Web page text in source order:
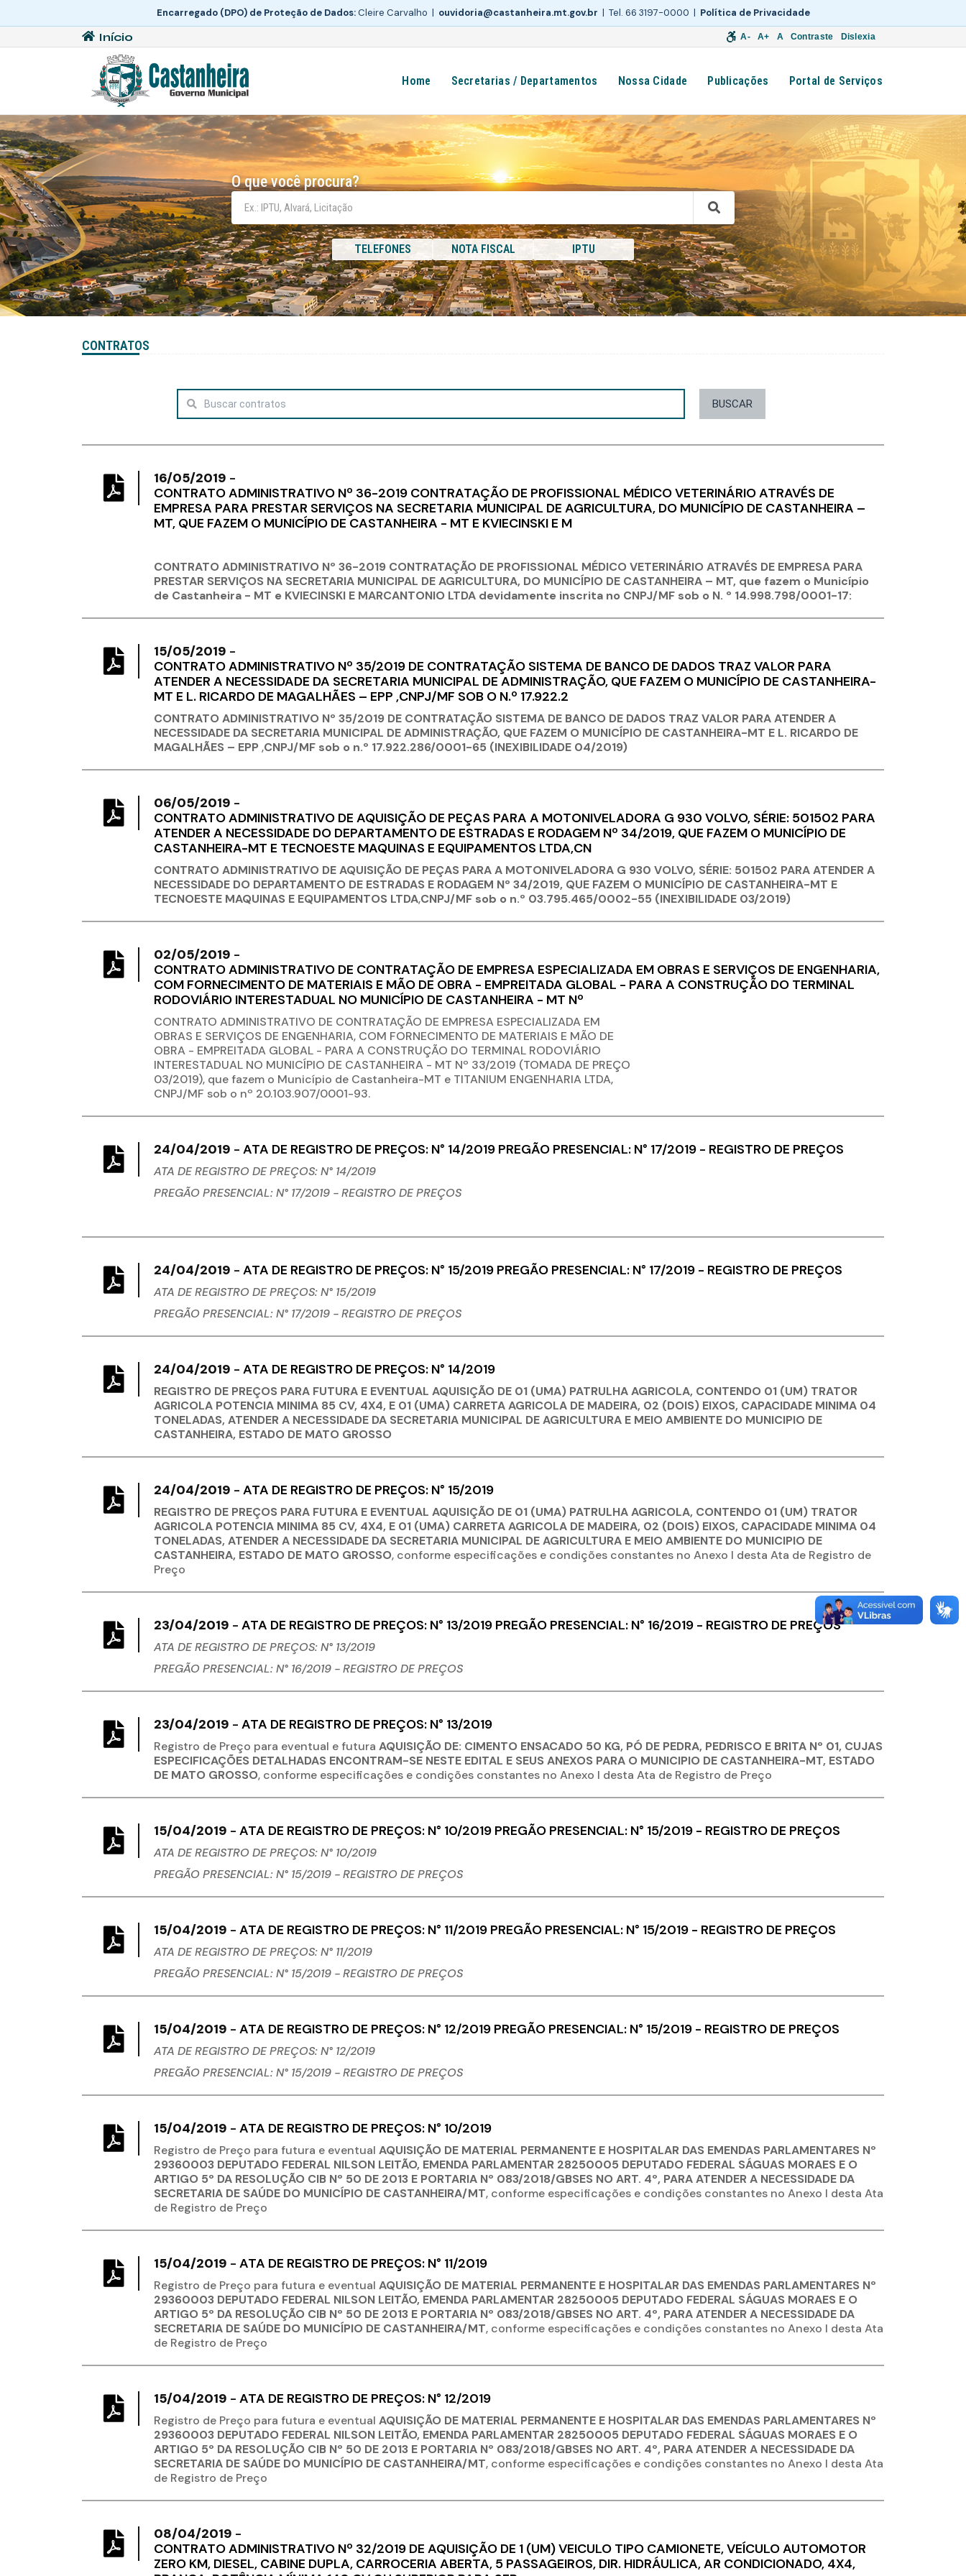
Encarregado (DPO) de Proteção de Dados:Cleire Carvalho | ouvidoria@castanheira.mt.gov.br | Tel. 66 3197-0000 | Política de Privacidade
Início A- A+ A Contraste Dislexia
Home Secretarias / Departamentos Nossa Cidade Publicações Portal de Serviços
O que você procura?
TELEFONES NOTA FISCAL IPTU
CONTRATOS
BUSCAR
16/05/2019 -
CONTRATO ADMINISTRATIVO Nº 36-2019 CONTRATAÇÃO DE PROFISSIONAL MÉDICO VETERINÁRIO ATRAVÉS DE
EMPRESA PARA PRESTAR SERVIÇOS NA SECRETARIA MUNICIPAL DE AGRICULTURA, DO MUNICÍPIO DE CASTANHEIRA –
MT, QUE FAZEM O MUNICÍPIO DE CASTANHEIRA - MT E KVIECINSKI E M
CONTRATO ADMINISTRATIVO Nº 36-2019 CONTRATAÇÃO DE PROFISSIONAL MÉDICO VETERINÁRIO ATRAVÉS DE EMPRESA PARA
PRESTAR SERVIÇOS NA SECRETARIA MUNICIPAL DE AGRICULTURA, DO MUNICÍPIO DE CASTANHEIRA – MT, que fazem o Município
de Castanheira - MT e KVIECINSKI E MARCANTONIO LTDA devidamente inscrita no CNPJ/MF sob o N. º 14.998.798/0001-17:
15/05/2019 -
CONTRATO ADMINISTRATIVO Nº 35/2019 DE CONTRATAÇÃO SISTEMA DE BANCO DE DADOS TRAZ VALOR PARA
ATENDER A NECESSIDADE DA SECRETARIA MUNICIPAL DE ADMINISTRAÇÃO, QUE FAZEM O MUNICÍPIO DE CASTANHEIRA-
MT E L. RICARDO DE MAGALHÃES – EPP ,CNPJ/MF SOB O N.º 17.922.2
CONTRATO ADMINISTRATIVO Nº 35/2019 DE CONTRATAÇÃO SISTEMA DE BANCO DE DADOS TRAZ VALOR PARA ATENDER A
NECESSIDADE DA SECRETARIA MUNICIPAL DE ADMINISTRAÇÃO, QUE FAZEM O MUNICÍPIO DE CASTANHEIRA-MT E L. RICARDO DE
MAGALHÃES – EPP,CNPJ/MF sob o n.º 17.922.286/0001-65 (INEXIBILIDADE 04/2019)
06/05/2019 -
CONTRATO ADMINISTRATIVO DE AQUISIÇÃO DE PEÇAS PARA A MOTONIVELADORA G 930 VOLVO, SÉRIE: 501502 PARA
ATENDER A NECESSIDADE DO DEPARTAMENTO DE ESTRADAS E RODAGEM Nº 34/2019, QUE FAZEM O MUNICÍPIO DE
CASTANHEIRA-MT E TECNOESTE MAQUINAS E EQUIPAMENTOS LTDA,CN
CONTRATO ADMINISTRATIVO DE AQUISIÇÃO DE PEÇAS PARA A MOTONIVELADORA G 930 VOLVO, SÉRIE: 501502 PARA ATENDER A
NECESSIDADE DO DEPARTAMENTO DE ESTRADAS E RODAGEM Nº 34/2019, QUE FAZEM O MUNICÍPIO DE CASTANHEIRA-MT E
TECNOESTE MAQUINAS E EQUIPAMENTOS LTDA,CNPJ/MF sob o n.º 03.795.465/0002-55 (INEXIBILIDADE 03/2019)
02/05/2019 -
CONTRATO ADMINISTRATIVO DE CONTRATAÇÃO DE EMPRESA ESPECIALIZADA EM OBRAS E SERVIÇOS DE ENGENHARIA,
COM FORNECIMENTO DE MATERIAIS E MÃO DE OBRA - EMPREITADA GLOBAL - PARA A CONSTRUÇÃO DO TERMINAL
RODOVIÁRIO INTERESTADUAL NO MUNICÍPIO DE CASTANHEIRA - MT Nº
CONTRATO ADMINISTRATIVO DE CONTRATAÇÃO DE EMPRESA ESPECIALIZADA EM
OBRAS E SERVIÇOS DE ENGENHARIA, COM FORNECIMENTO DE MATERIAIS E MÃO DE
OBRA - EMPREITADA GLOBAL - PARA A CONSTRUÇÃO DO TERMINAL RODOVIÁRIO
INTERESTADUAL NO MUNICÍPIO DE CASTANHEIRA - MT Nº 33/2019 (TOMADA DE PREÇO
03/2019), que fazem o Município de Castanheira-MT e TITANIUM ENGENHARIA LTDA,
CNPJ/MF sob o nº 20.103.907/0001-93.
24/04/2019 - ATA DE REGISTRO DE PREÇOS: N° 14/2019 PREGÃO PRESENCIAL: N° 17/2019 - REGISTRO DE PREÇOS
ATA DE REGISTRO DE PREÇOS: N° 14/2019
PREGÃO PRESENCIAL: N° 17/2019 - REGISTRODE PREÇOS
24/04/2019 - ATA DE REGISTRO DE PREÇOS: N° 15/2019 PREGÃO PRESENCIAL: N° 17/2019 - REGISTRO DE PREÇOS
ATA DE REGISTRO DE PREÇOS: N° 15/2019
PREGÃO PRESENCIAL: N° 17/2019 - REGISTRODE PREÇOS
24/04/2019 - ATA DE REGISTRO DE PREÇOS: N° 14/2019
REGISTRO DE PREÇOS PARA FUTURA E EVENTUAL AQUISIÇÃO DE 01 (UMA) PATRULHA AGRICOLA, CONTENDO 01 (UM) TRATOR
AGRICOLA POTENCIA MINIMA 85 CV, 4X4, E 01 (UMA) CARRETA AGRICOLA DE MADEIRA, 02 (DOIS) EIXOS, CAPACIDADE MINIMA 04
TONELADAS, ATENDER A NECESSIDADE DA SECRETARIA MUNICIPAL DE AGRICULTURA E MEIO AMBIENTE DO MUNICIPIO DE
CASTANHEIRA, ESTADO DE MATO GROSSO
24/04/2019 - ATA DE REGISTRO DE PREÇOS: N° 15/2019
REGISTRO DE PREÇOS PARA FUTURA E EVENTUAL AQUISIÇÃO DE 01 (UMA) PATRULHA AGRICOLA, CONTENDO 01 (UM) TRATOR
AGRICOLA POTENCIA MINIMA 85 CV, 4X4, E 01 (UMA) CARRETA AGRICOLA DE MADEIRA, 02 (DOIS) EIXOS, CAPACIDADE MINIMA 04
TONELADAS, ATENDER A NECESSIDADE DA SECRETARIA MUNICIPAL DE AGRICULTURA E MEIO AMBIENTE DO MUNICIPIO DE
CASTANHEIRA, ESTADO DE MATO GROSSO, conforme especificações e condições constantes no Anexo I desta Ata de Registro de
Preço
23/04/2019 - ATA DE REGISTRO DE PREÇOS: N° 13/2019 PREGÃO PRESENCIAL: N° 16/2019 - REGISTRO DE PREÇOS
ATA DE REGISTRO DE PREÇOS: N° 13/2019
PREGÃO PRESENCIAL: N° 16/2019 - REGISTRODE PREÇOS
23/04/2019 - ATA DE REGISTRO DE PREÇOS: N° 13/2019
Registro de Preço para eventual e futura AQUISIÇÃO DE: CIMENTO ENSACADO 50 KG, PÓ DE PEDRA, PEDRISCO E BRITA Nº 01, CUJAS
ESPECIFICAÇÕES DETALHADAS ENCONTRAM-SE NESTE EDITAL E SEUS ANEXOS PARA O MUNICIPIO DE CASTANHEIRA-MT, ESTADO
DE MATO GROSSO, conforme especificações e condições constantes no Anexo I desta Ata de Registro de Preço
15/04/2019 - ATA DE REGISTRO DE PREÇOS: N° 10/2019 PREGÃO PRESENCIAL: N° 15/2019 - REGISTRO DE PREÇOS
ATA DE REGISTRO DE PREÇOS: N° 10/2019
PREGÃO PRESENCIAL: N° 15/2019 - REGISTRODE PREÇOS
15/04/2019 - ATA DE REGISTRO DE PREÇOS: N° 11/2019 PREGÃO PRESENCIAL: N° 15/2019 - REGISTRO DE PREÇOS
ATA DE REGISTRO DE PREÇOS: N° 11/2019
PREGÃO PRESENCIAL: N° 15/2019 - REGISTRODE PREÇOS
15/04/2019 - ATA DE REGISTRO DE PREÇOS: N° 12/2019 PREGÃO PRESENCIAL: N° 15/2019 - REGISTRO DE PREÇOS
ATA DE REGISTRO DE PREÇOS: N° 12/2019
PREGÃO PRESENCIAL: N° 15/2019 - REGISTRODE PREÇOS
15/04/2019 - ATA DE REGISTRO DE PREÇOS: N° 10/2019
Registro de Preço para futura e eventual AQUISIÇÃO DE MATERIAL PERMANENTE E HOSPITALAR DAS EMENDAS PARLAMENTARES Nº
29360003 DEPUTADO FEDERAL NILSON LEITÃO, EMENDA PARLAMENTAR 28250005 DEPUTADO FEDERAL SÁGUAS MORAES E O
ARTIGO 5º DA RESOLUÇÃO CIB Nº 50 DE 2013 E PORTARIA Nº 083/2018/GBSES NO ART. 4º, PARA ATENDER A NECESSIDADE DA
SECRETARIA DE SAÚDE DO MUNICÍPIO DE CASTANHEIRA/MT, conforme especificações e condições constantes no Anexo I desta Ata
de Registro de Preço
15/04/2019 - ATA DE REGISTRO DE PREÇOS: N° 11/2019
Registro de Preço para futura e eventual AQUISIÇÃO DE MATERIAL PERMANENTE E HOSPITALAR DAS EMENDAS PARLAMENTARES Nº
29360003 DEPUTADO FEDERAL NILSON LEITÃO, EMENDA PARLAMENTAR 28250005 DEPUTADO FEDERAL SÁGUAS MORAES E O
ARTIGO 5º DA RESOLUÇÃO CIB Nº 50 DE 2013 E PORTARIA Nº 083/2018/GBSES NO ART. 4º, PARA ATENDER A NECESSIDADE DA
SECRETARIA DE SAÚDE DO MUNICÍPIO DE CASTANHEIRA/MT, conforme especificações e condições constantes no Anexo I desta Ata
de Registro de Preço
15/04/2019 - ATA DE REGISTRO DE PREÇOS: N° 12/2019
Registro de Preço para futura e eventual AQUISIÇÃO DE MATERIAL PERMANENTE E HOSPITALAR DAS EMENDAS PARLAMENTARES Nº
29360003 DEPUTADO FEDERAL NILSON LEITÃO, EMENDA PARLAMENTAR 28250005 DEPUTADO FEDERAL SÁGUAS MORAES E O
ARTIGO 5º DA RESOLUÇÃO CIB Nº 50 DE 2013 E PORTARIA Nº 083/2018/GBSES NO ART. 4º, PARA ATENDER A NECESSIDADE DA
SECRETARIA DE SAÚDE DO MUNICÍPIO DE CASTANHEIRA/MT, conforme especificações e condições constantes no Anexo I desta Ata
de Registro de Preço
08/04/2019 -
CONTRATO ADMINISTRATIVO Nº 32/2019 DE AQUISIÇÃO DE 1 (UM) VEICULO TIPO CAMIONETE, VEÍCULO AUTOMOTOR
ZERO KM, DIESEL, CABINE DUPLA, CARROCERIA ABERTA, 5 PASSAGEIROS, DIR. HIDRÁULICA, AR CONDICIONADO, 4X4,